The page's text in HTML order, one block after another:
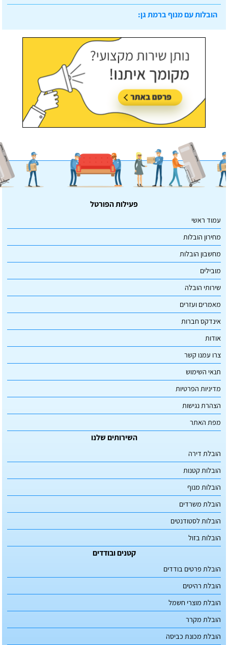
הובלות עם מנוף ברמת גן:
עודכן לאחרונה:07/07/2026, בשעה 14:23
פעילות הפורטל
עמוד ראשי
מחירון הובלות
מחשבון הובלות
מובילים
שירותי הובלה
מאמרים ועזרים
אינדקס חברות
אודות
צרו עמנו קשר
תנאי השימוש
מדיניות הפרטיות
הצהרת נגישות
מפת האתר
השירותים שלנו
הובלת דירה
הובלות קטנות
הובלות מנוף
הובלת משרדים
הובלות לסטודנטים
הובלות בזול
קטנים ובודדים
הובלת פרטים בודדים
הובלת רהיטים
הובלת מוצרי חשמל
הובלת מקרר
הובלת מכונת כביסה